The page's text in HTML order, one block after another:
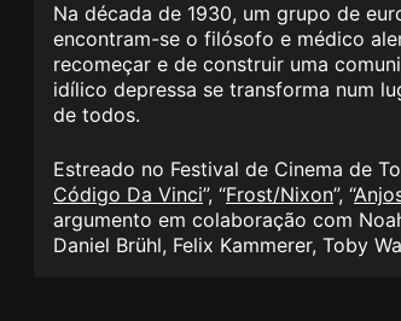
Na década de 1930, um grupo de
encontram-se o filósofo e médico
recomeçar e de construir uma
idílico depressa se transforma num
de todos.
Estreado no Festival de Cinema de
Código Da Vinci”, “Frost/Nixon”, “
argumento em colaboração com
Daniel Brühl, Felix Kammerer, Toby